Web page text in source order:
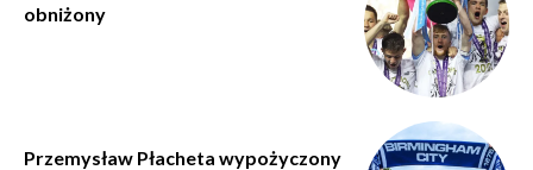
obniżony
Przemysław Płacheta wypożyczony